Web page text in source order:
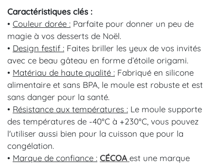
Caractéristiques clés :
• Couleur dorée : Parfaite pour donner un peu de
magie à vos desserts de Noël.
• Design festif : Faites briller les yeux de vos invités
avec ce beau gâteau en forme d’étoile origami.
• Matériau de haute qualité : Fabriqué en silicone
alimentaire et sans BPA, le moule est robuste et est
sans danger pour la santé.
• Résistance aux températures : Le moule supporte
des températures de -40°C à +230°C, vous pouvez
l'utiliser aussi bien pour la cuisson que pour la
congélation.
• Marque de confiance : CÉCOA est une marque